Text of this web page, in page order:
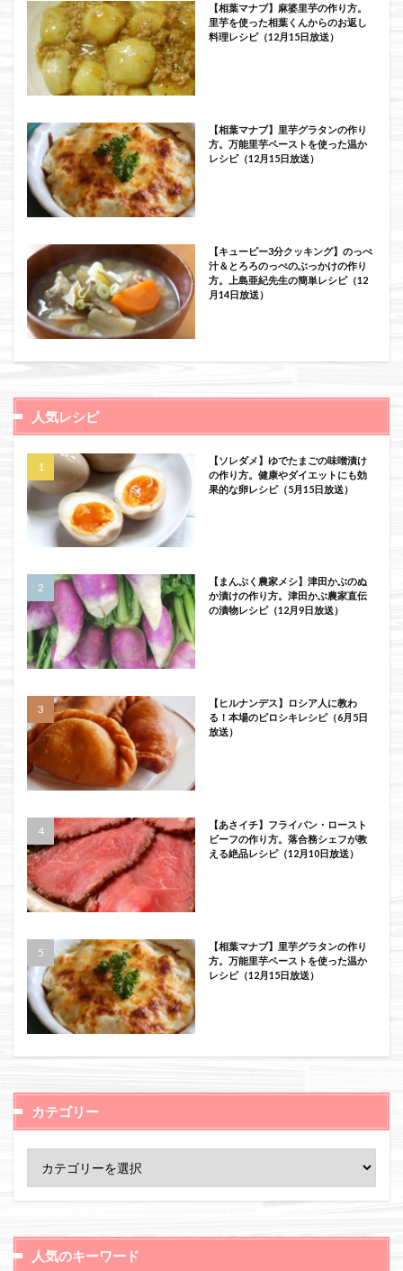
【相葉マナブ】麻婆里芋の作り方。
里芋を使った相葉くんからのお返し
料理レシピ（12月15日放送）
【相葉マナブ】里芋グラタンの作り
方。万能里芋ペーストを使った温か
レシピ（12月15日放送）
【キューピー3分クッキング】のっぺ
汁＆とろろのっぺのぶっかけの作り
方。上島亜紀先生の簡単レシピ（12
月14日放送）
人気レシピ
【ソレダメ】ゆでたまごの味噌漬け
の作り方。健康やダイエットにも効
果的な卵レシピ（5月15日放送）
【まんぷく農家メシ】津田かぶのぬ
か漬けの作り方。津田かぶ農家直伝
の漬物レシピ（12月9日放送）
【ヒルナンデス】ロシア人に教わ
る！本場のピロシキレシピ（6月5日
放送）
【あさイチ】フライパン・ロースト
ビーフの作り方。落合務シェフが教
える絶品レシピ（12月10日放送）
【相葉マナブ】里芋グラタンの作り
方。万能里芋ペーストを使った温か
レシピ（12月15日放送）
カテゴリー
人気のキーワード